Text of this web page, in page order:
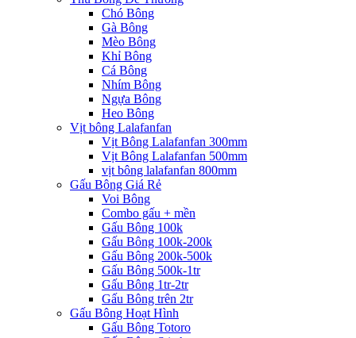
Chó Bông
Gà Bông
Mèo Bông
Khỉ Bông
Cá Bông
Nhím Bông
Ngựa Bông
Heo Bông
Vịt bông Lalafanfan
Vịt Bông Lalafanfan 300mm
Vịt Bông Lalafanfan 500mm
vịt bông lalafanfan 800mm
Gấu Bông Giá Rẻ
Voi Bông
Combo gấu + mền
Gấu Bông 100k
Gấu Bông 100k-200k
Gấu Bông 200k-500k
Gấu Bông 500k-1tr
Gấu Bông 1tr-2tr
Gấu Bông trên 2tr
Gấu Bông Hoạt Hình
Gấu Bông Totoro